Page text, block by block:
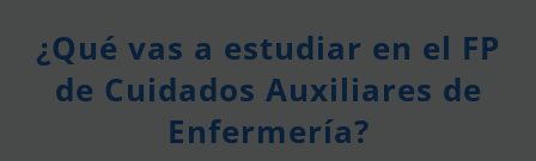
¿Qué vas a estudiar en el FP
de Cuidados Auxiliares de
Enfermería?